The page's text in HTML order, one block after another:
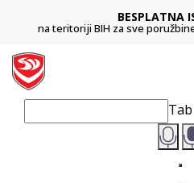
BESPLATNA
na teritoriji BIH za sve
Tab